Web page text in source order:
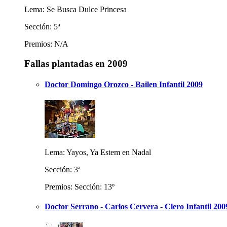
Lema: Se Busca Dulce Princesa
Sección: 5ª
Premios: N/A
Fallas plantadas en 2009
Doctor Domingo Orozco - Bailen Infantil 2009
Lema: Yayos, Ya Estem en Nadal
Sección: 3ª
Premios: Sección: 13º
Doctor Serrano - Carlos Cervera - Clero Infantil